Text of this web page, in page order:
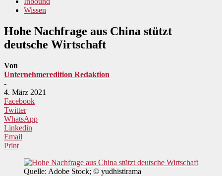
Wissen
Hohe Nachfrage aus China stützt
deutsche Wirtschaft
Von
Unternehmeredition Redaktion
-
4. März 2021
Facebook
Twitter
WhatsApp
Linkedin
Email
Print
Quelle: Adobe Stock; © yudhistirama